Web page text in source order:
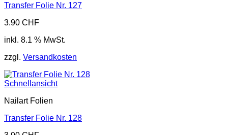
Transfer Folie Nr. 127
3.90 CHF
inkl. 8.1 % MwSt.
zzgl. Versandkosten
Schnellansicht
Nailart Folien
Transfer Folie Nr. 128